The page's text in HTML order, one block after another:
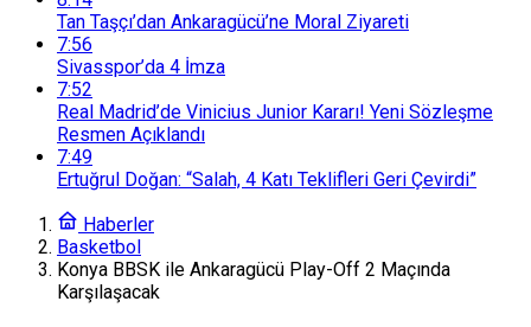
Tan Taşçı’dan Ankaragücü’ne Moral Ziyareti
7:56
Sivasspor’da 4 İmza
7:52
Real Madrid’de Vinicius Junior Kararı! Yeni Sözleşme
Resmen Açıklandı
7:49
Ertuğrul Doğan: “Salah, 4 Katı Teklifleri Geri Çevirdi”
Haberler
Basketbol
Konya BBSK ile Ankaragücü Play-Off 2 Maçında
Karşılaşacak